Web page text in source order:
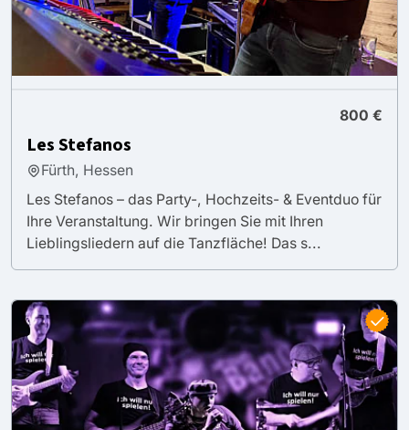
800 €
Les Stefanos
Fürth, Hessen
Les Stefanos – das Party-, Hochzeits- & Eventduo für
Ihre Veranstaltung. Wir bringen Sie mit Ihren
Lieblingsliedern auf die Tanzfläche! Das s...